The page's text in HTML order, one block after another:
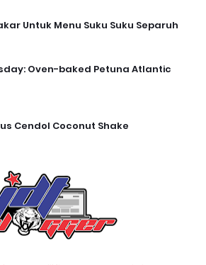
Untuk Menu Suku Suku Separuh
Oven-baked Petuna Atlantic
Cendol Coconut Shake